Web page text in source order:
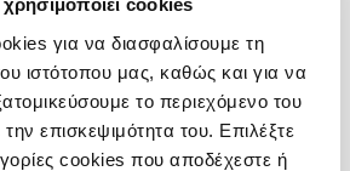
cookies
για να διασφαλίσουμε τη
ιστότοπου μας, καθώς και για να
το περιεχόμενο του
επισκεψιμότητα του. Επιλέξτε
cookies που αποδέχεστε ή